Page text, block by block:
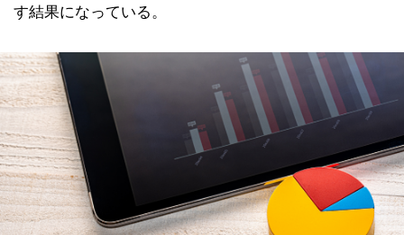
す結果になっている。